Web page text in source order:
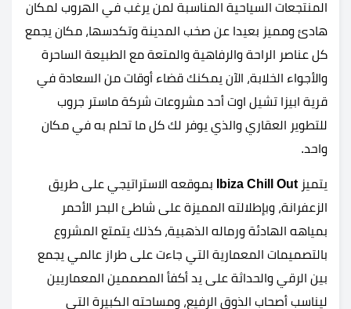
المنتجعات السياحية المناسبة لمن يرغب في الهروب لمكان
هادئ ومميز بعيدا عن صخب المدينة وتكدسها، مكان يجمع
كل عناصر الراحة والرفاهية والمتعة مع الطبيعة الساحرة
والأجواء الخلابة، الآن يمكنك قضاء أوقات من السعادة في
قرية ابيزا تشيل اوت أحد مشروعات شركة ماستر جروب
للتطوير العقاري والذي يوفر لك كل ما تحلم به في مكان
واحد.
يتميز Ibiza Chill Out
بموقعه الاستراتيجي على طريق
الزعفرانة، وبإطلالته المميزة على شاطئ البحر الأحمر
بمياهه الهادئة ورماله الذهبية، كذلك يتمتع المشروع
بالتصميمات المعمارية التي جاءت على طراز عالمي يجمع
بين الرقي والحداثة على يد أكفأ المصممين المعماريين
ليناسب أصحاب الذوق الرفيع، ومساحته الكبيرة التي